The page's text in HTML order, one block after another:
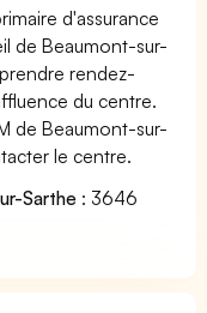
d'assurance
de Beaumont-sur-
rendez-
du centre.
de Beaumont-sur-
le centre.
Sarthe : 3646